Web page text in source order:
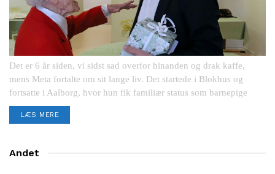
Det er 6 år siden, vi sidst sad overfor hinanden og drak kaffe,
mens Meta fortalte om sit lange liv. Det startede i Blokhus og
fortsatte i Aalborg, hvor hun fik familiær status som barnepige
og...
LÆS MERE
Andet